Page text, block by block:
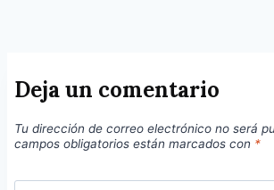
Deja un comentario
Tu dirección de correo electrónico no será
campos obligatorios están marcados con *